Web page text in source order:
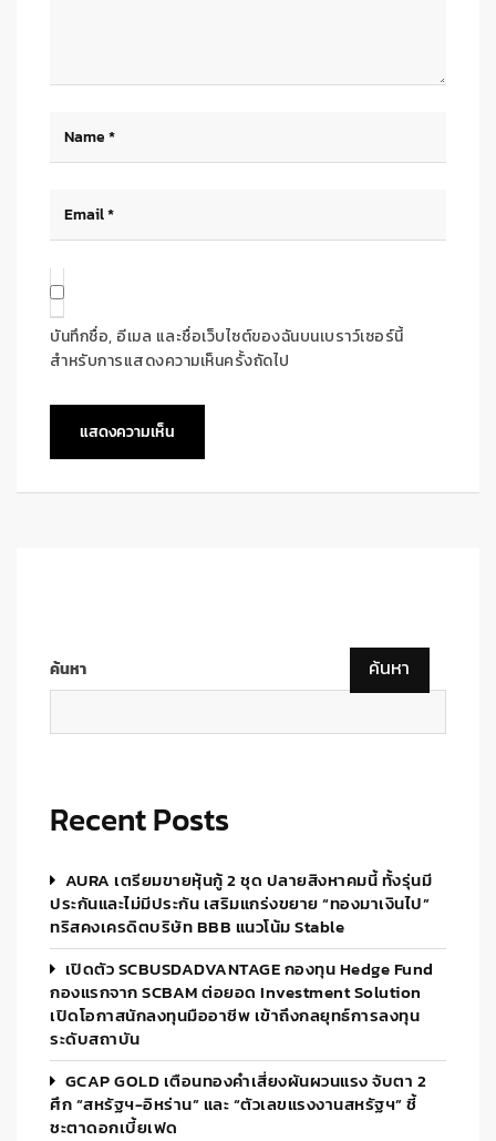
บันทึกชื่อ, อีเมล และชื่อเว็บไซต์ของฉันบนเบราว์เซอร์นี้
สำหรับการแสดงความเห็นครั้งถัดไป
ค้นหา ค้นหา
Recent Posts
AURA เตรียมขายหุ้นกู้ 2 ชุด ปลายสิงหาคมนี้ ทั้งรุ่นมี
ประกันและไม่มีประกัน เสริมแกร่งขยาย “ทองมาเงินไป”
ทริสคงเครดิตบริษัท BBB แนวโน้ม Stable
เปิดตัว SCBUSDADVANTAGE กองทุน Hedge Fund
กองแรกจาก SCBAM ต่อยอด Investment Solution
เปิดโอกาสนักลงทุนมืออาชีพ เข้าถึงกลยุทธ์การลงทุน
ระดับสถาบัน
GCAP GOLD เตือนทองคำเสี่ยงผันผวนแรง จับตา 2
ศึก “สหรัฐฯ-อิหร่าน” และ “ตัวเลขแรงงานสหรัฐฯ” ชี้
ชะตาดอกเบี้ยเฟด